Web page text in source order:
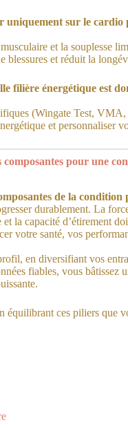
uniquement sur le cardio
et la souplesse
blessures et réduit la
filière énergétique est
(Wingate Test,
et personnaliser
composantes pour une
de la condition
durablement. La
la capacité d’étirement
votre santé, vos
en diversifiant vos
fiables, vous bâtissez
équilibrant ces piliers que